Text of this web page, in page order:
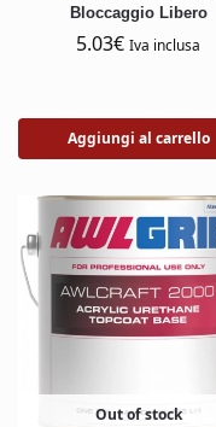
Bloccaggio Libero
5.03€ Iva inclusa
Aggiungi al carrello
Out of stock